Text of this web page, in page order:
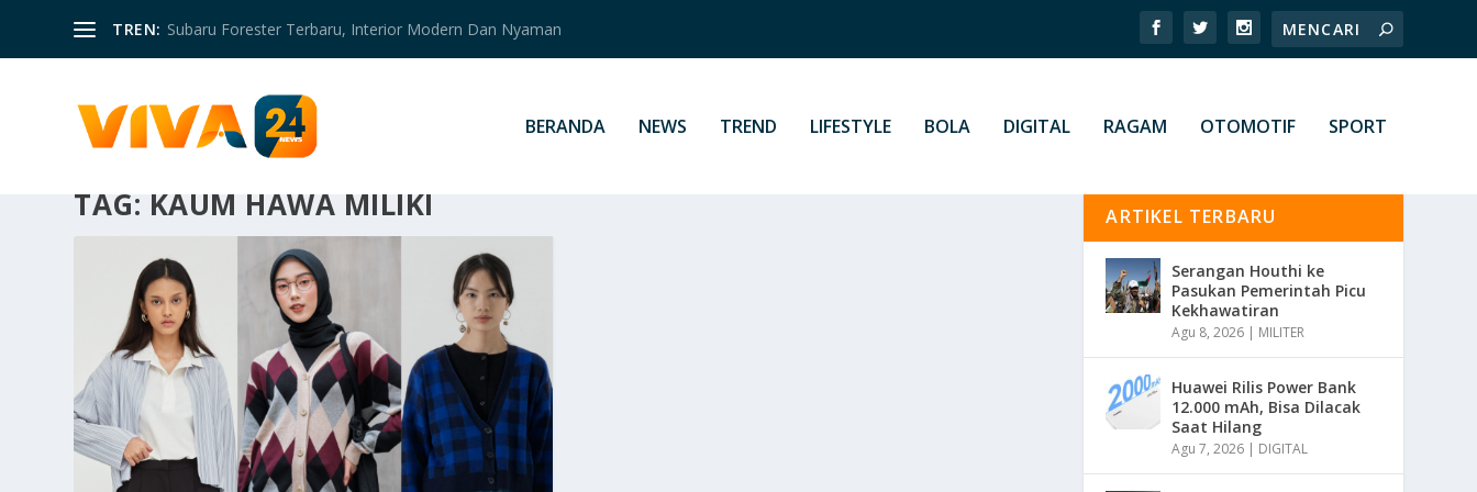
TREN: Subaru Forester Terbaru, Interior Modern Dan Nyaman
BERANDA NEWS TREND LIFESTYLE BOLA DIGITAL RAGAM OTOMOTIF SPORT
TAG: KAUM HAWA MILIKI ARTIKEL TERBARU
Serangan Houthi ke
Pasukan Pemerintah Picu
Kekhawatiran
Agu 8, 2026 | MILITER
Huawei Rilis Power Bank
12.000 mAh, Bisa Dilacak
Saat Hilang
Agu 7, 2026 | DIGITAL